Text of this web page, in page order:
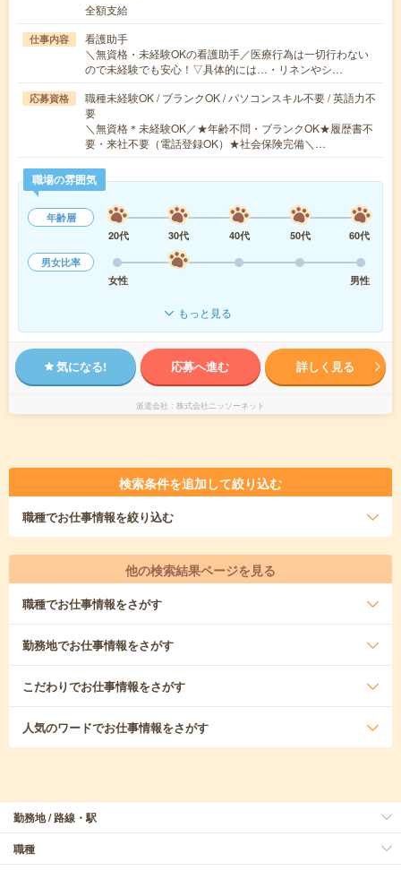
全額支給
仕事内容
看護助手
＼無資格・未経験OKの看護助手／医療行為は一切行わない
ので未経験でも安心！▽具体的には…・リネンやシ…
応募資格
職種未経験OK / ブランクOK / パソコンスキル不要 / 英語力不
要
＼無資格＊未経験OK／★年齢不問・ブランクOK★履歴書不
要・来社不要（電話登録OK）★社会保険完備＼…
職場の雰囲気
年齢層
20代
30代 40代 50代
60代
男女比率
女性
男性
もっと見る
気になる! 応募へ進む 詳しく見る
派遣会社 株式会社ニッソーネット
検索条件を追加して絞り込む
職種でお仕事情報を絞り込む
他の検索結果ページを見る
職種でお仕事情報をさがす
勤務地でお仕事情報をさがす
こだわりでお仕事情報をさがす
人気のワードでお仕事情報をさがす
勤務地 / 路線・駅
職種